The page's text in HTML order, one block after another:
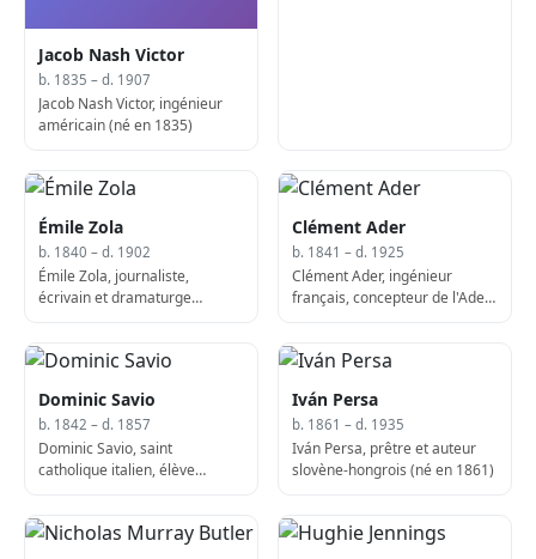
Jacob Nash Victor
b. 1835 – d. 1907
Jacob Nash Victor, ingénieur
américain (né en 1835)
Émile Zola
b. 1840 – d. 1902
Émile Zola, journaliste,
écrivain et dramaturge
Clément Ader
b. 1841 – d. 1925
Clément Ader, ingénieur
français, concepteur de l'Ader
Dominic Savio
b. 1842 – d. 1857
Dominic Savio, saint
catholique italien, élève
Iván Persa
b. 1861 – d. 1935
Iván Persa, prêtre et auteur
slovène-hongrois (né en 1861)